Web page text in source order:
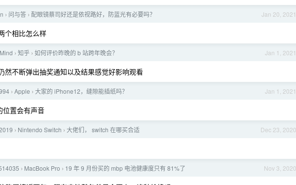
Jan 20, 2021
› 问与答 › 配眼镜蔡司好还是依视路好，防蓝光有必要吗？
个相比怎么样
Jan 1, 2021
› 知乎 › 如何评价昨晚的 b 站跨年晚会？
然不断弹出抽奖通知以及结果感觉好影响观看
Jan 1, 2021
› Apple › 大家的 iPhone12，缝隙能插纸吗？
位置会有声音
Dec 23, 2020
› Nintendo Switch › 大佬们， switch 在哪买合适
Nov 3, 2020
› MacBook Pro › 19 年 9 月份买的 mbp 电池健康度只有 81%了